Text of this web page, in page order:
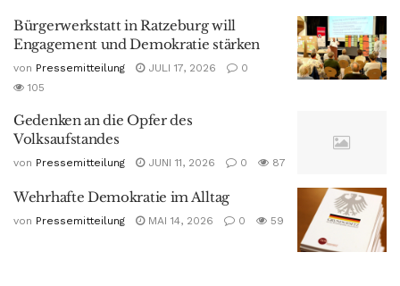
Bürgerwerkstatt in Ratzeburg will
Engagement und Demokratie stärken
von Pressemitteilung JULI 17, 2026
0
105
Gedenken an die Opfer des
Volksaufstandes
von Pressemitteilung JUNI 11, 2026 0 87
Wehrhafte Demokratie im Alltag
von Pressemitteilung MAI 14, 2026 0 59